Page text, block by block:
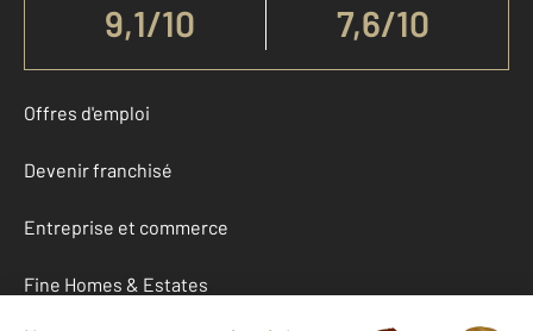
9,1/10 7,6/10
Offres d'emploi
Devenir franchisé
Entreprise et commerce
Fine Homes & Estates